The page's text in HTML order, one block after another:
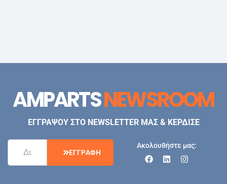
AMPARTSNEWSROOM
ΕΓΓΡΑΨΟΥ ΣΤΟ NEWSLETTER ΜΑΣ & ΚΕΡΔΙΣΕ
ΕΓΓΡΑΦΗ
Ακολουθήστε μας: